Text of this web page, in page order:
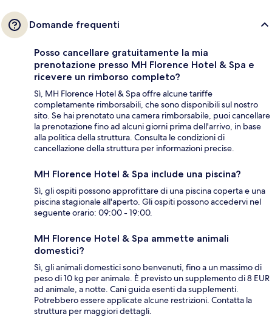
Domande frequenti
Posso cancellare gratuitamente la mia
prenotazione presso MH Florence Hotel & Spa e
ricevere un rimborso completo?
Sì, MH Florence Hotel & Spa offre alcune tariffe
completamente rimborsabili, che sono disponibili sul nostro
sito. Se hai prenotato una camera rimborsabile, puoi cancellare
la prenotazione fino ad alcuni giorni prima dell'arrivo, in base
alla politica della struttura. Consulta le condizioni di
cancellazione della struttura per informazioni precise.
MH Florence Hotel & Spa include una piscina?
Sì, gli ospiti possono approfittare di una piscina coperta e una
piscina stagionale all'aperto. Gli ospiti possono accedervi nel
seguente orario: 09:00 - 19:00.
MH Florence Hotel & Spa ammette animali
domestici?
Sì, gli animali domestici sono benvenuti, fino a un massimo di
peso di 10 kg per animale. È previsto un supplemento di 8 EUR
ad animale, a notte. Cani guida esenti da supplementi.
Potrebbero essere applicate alcune restrizioni. Contatta la
struttura per maggiori dettagli.